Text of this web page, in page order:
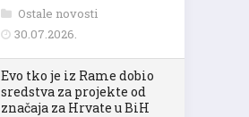
Ostale novosti
30.07.2026.
Evo tko je iz Rame dobio
sredstva za projekte od
značaja za Hrvate u BiH